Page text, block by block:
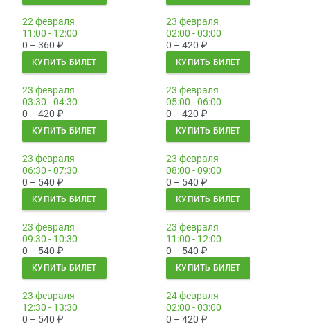
22 февраля
11:00 - 12:00
0 – 360 ₽
КУПИТЬ БИЛЕТ
23 февраля
02:00 - 03:00
0 – 420 ₽
КУПИТЬ БИЛЕТ
23 февраля
03:30 - 04:30
0 – 420 ₽
КУПИТЬ БИЛЕТ
23 февраля
05:00 - 06:00
0 – 420 ₽
КУПИТЬ БИЛЕТ
23 февраля
06:30 - 07:30
0 – 540 ₽
КУПИТЬ БИЛЕТ
23 февраля
08:00 - 09:00
0 – 540 ₽
КУПИТЬ БИЛЕТ
23 февраля
09:30 - 10:30
0 – 540 ₽
КУПИТЬ БИЛЕТ
23 февраля
11:00 - 12:00
0 – 540 ₽
КУПИТЬ БИЛЕТ
23 февраля
12:30 - 13:30
0 – 540 ₽
24 февраля
02:00 - 03:00
0 – 420 ₽